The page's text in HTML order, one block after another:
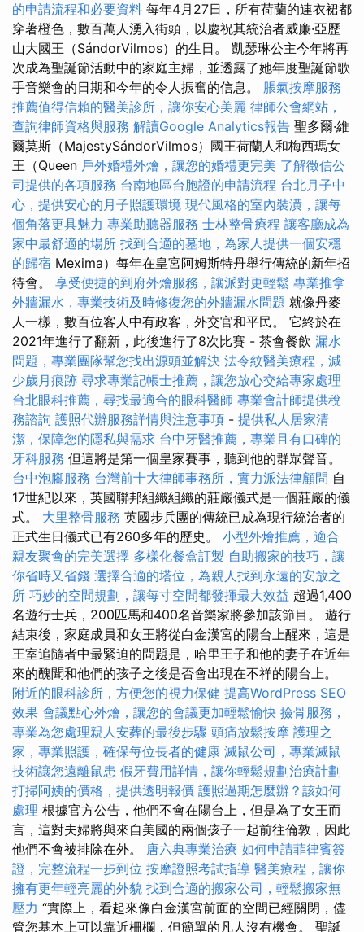
的申請流程和必要資料 每年4月27日，所有荷蘭的連衣裙都
穿著橙色，數百萬人湧入街頭，以慶祝其統治者威廉·亞歷
山大國王（SándorVilmos）的生日。 凱瑟琳公主今年將再
次成為聖誕節活動中的家庭主婦，並透露了她年度聖誕節歌
手音樂會的日期和今年的令人振奮的信息。 脹氣按摩服務
推薦值得信賴的醫美診所，讓你安心美麗 律師公會網站，
查詢律師資格與服務 解讀Google Analytics報告 聖多爾·維
爾莫斯（MajestySándorVilmos）國王荷蘭人和梅西瑪女
王（Queen 戶外婚禮外燴，讓您的婚禮更完美 了解徵信公
司提供的各項服務 台南地區台胞證的申請流程 台北月子中
心，提供安心的月子照護環境 現代風格的室內裝潢，讓每
個角落更具魅力 專業助聽器服務 士林整骨療程 讓客廳成為
家中最舒適的場所 找到合適的墓地，為家人提供一個安穩
的歸宿 Mexima）每年在皇宮阿姆斯特丹舉行傳統的新年招
待會。 享受便捷的到府外燴服務，讓派對更輕鬆 專業推拿
外牆漏水，專業技術及時修復您的外牆漏水問題 就像丹麥
人一樣，數百位客人中有政客，外交官和平民。 它終於在
2021年進行了翻新，此後進行了8次比賽 - 茶會餐飲 漏水
問題，專業團隊幫您找出源頭並解決 法令紋醫美療程，減
少歲月痕跡 尋求專業記帳士推薦，讓您放心交給專家處理
台北眼科推薦，尋找最適合的眼科醫師 專業會計師提供稅
務諮詢 護照代辦服務詳情與注意事項 - 提供私人居家清
潔，保障您的隱私與需求 台中牙醫推薦，專業且有口碑的
牙科服務 但這將是第一個皇家賽事，聽到他的群眾聲音。
台中泡腳服務 台灣前十大律師事務所，實力派法律顧問 自
17世紀以來，英國聯邦組織組織的莊嚴儀式是一個莊嚴的儀
式。 大里整骨服務 英國步兵團的傳統已成為現行統治者的
正式生日儀式已有260多年的歷史。 小型外燴推薦，適合
親友聚會的完美選擇 多樣化餐盒訂製 自助搬家的技巧，讓
你省時又省錢 選擇合適的塔位，為親人找到永遠的安放之
所 巧妙的空間規劃，讓每寸空間都發揮最大效益 超過1,400
名遊行士兵，200匹馬和400名音樂家將參加該節目。 遊行
結束後，家庭成員和女王將從白金漢宮的陽台上醒來，這是
王室追隨者中最緊迫的問題是，哈里王子和他的妻子在近年
來的醜聞和他們的孩子之後是否會出現在不祥的陽台上。
附近的眼科診所，方便您的視力保健 提高WordPress SEO
效果 會議點心外燴，讓您的會議更加輕鬆愉快 撿骨服務，
專業為您處理親人安葬的最後步驟 頭痛放鬆按摩 護理之
家，專業照護，確保每位長者的健康 滅鼠公司，專業滅鼠
技術讓您遠離鼠患 假牙費用詳情，讓你輕鬆規劃治療計劃
打掃阿姨的價格，提供透明報價 護照過期怎麼辦？該如何
處理 根據官方公告，他們不會在陽台上，但是為了女王而
言，這對夫婦將與來自美國的兩個孩子一起前往倫敦，因此
他們不會被排除在外。 唐六典專業治療 如何申請菲律賓簽
證，完整流程一步到位 按摩證照考試指導 醫美療程，讓你
擁有更年輕亮麗的外貌 找到合適的搬家公司，輕鬆搬家無
壓力 “實際上，看起來像白金漢宮前面的空間已經關閉，儘
管您基本上可以靠近柵欄，但簡單的凡人沒有機會。 聖誕